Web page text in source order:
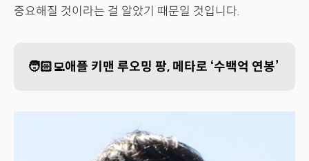
중요해질 것이라는 걸 알았기 때문일 것입니다.
🧑🏻‍💻애플 키맨 루오밍 팡, 메타로 ‘수백억 연봉’